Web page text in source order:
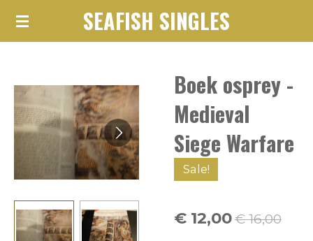
Ga
hoofdinhoud
SEAFISH SINGLES
Boek osprey -
Medieval
Siege Warfare
Sale!
€ 12,00€ 16,00